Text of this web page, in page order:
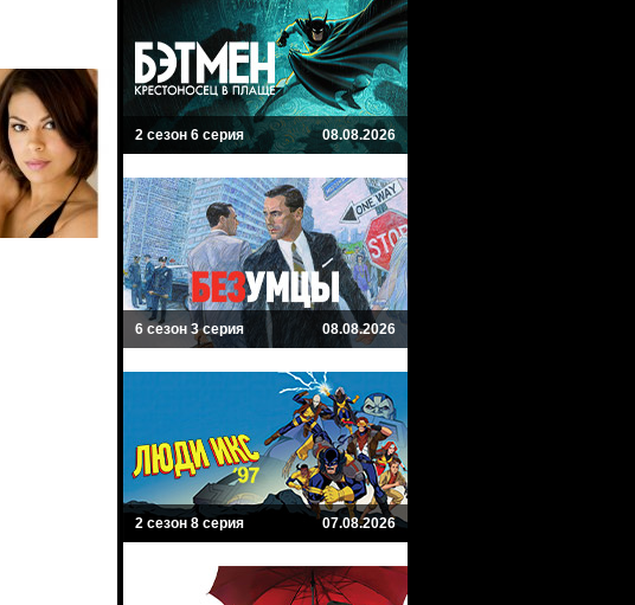
2 сезон 6 серия 08.08.2026
6 сезон 3 серия 08.08.2026
2 сезон 8 серия 07.08.2026